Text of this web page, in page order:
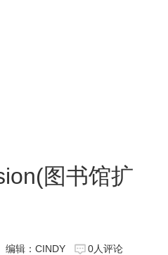
图书馆扩
编辑：CINDY
0人评论